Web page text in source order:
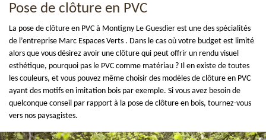
Pose de clôture en PVC
La pose de clôture en PVC à Montigny Le Guesdier est une des spécialités
de l’entreprise Marc Espaces Verts . Dans le cas où votre budget est limité
alors que vous désirez avoir une clôture qui peut offrir un rendu visuel
esthétique, pourquoi pas le PVC comme matériau ? Il en existe de toutes
les couleurs, et vous pouvez même choisir des modèles de clôture en PVC
ayant des motifs en imitation bois par exemple. Si vous avez besoin de
quelconque conseil par rapport à la pose de clôture en bois, tournez-vous
vers nos paysagistes.